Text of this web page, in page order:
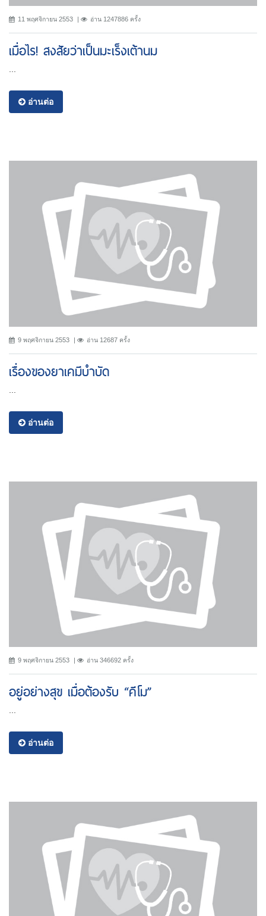
11 พฤศจิกายน 2553 อ่าน 1247886 ครั้ง
เมื่อไร! สงสัยว่าเป็นมะเร็งเต้านม
อ่านต่อ
9 พฤศจิกายน 2553 อ่าน 12687 ครั้ง
เรื่องของยาเคมีบำบัด
อ่านต่อ
9 พฤศจิกายน 2553 อ่าน 346692 ครั้ง
อยู่อย่างสุข เมื่อต้องรับ “คีโม”
...
อ่านต่อ